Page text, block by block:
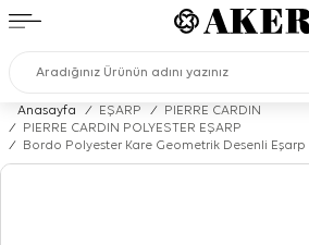
Anasayfa / EŞARP /
PIERRE CARDIN
/
PIERRE CARDIN POLYESTER EŞARP
/
Bordo Polyester Kare Geometrik Desenli Eşarp